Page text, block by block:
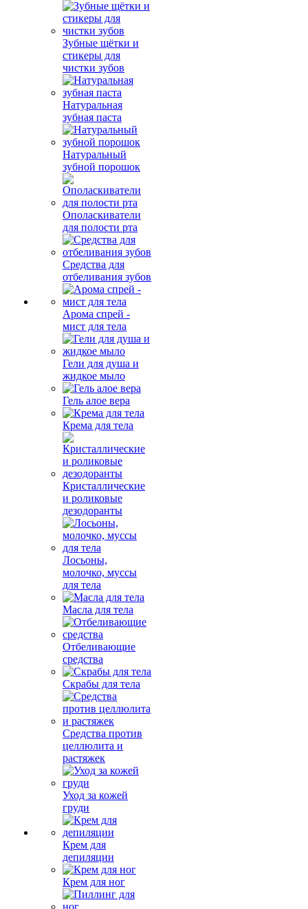
Зубные щётки и
стикеры для
чистки зубов
Натуральная
зубная паста
Натуральный
зубной порошок
Ополаскиватели
для полости рта
Средства для
отбеливания зубов
Арома спрей -
мист для тела
Гели для душа и
жидкое мыло
Гель алое вера
Крема для тела
Кристаллические
и роликовые
дезодоранты
Лосьоны,
молочко, муссы
для тела
Масла для тела
Отбеливающие
средства
Скрабы для тела
Средства против
целлюлита и
растяжек
Уход за кожей
груди
Крем для
депиляции
Крем для ног